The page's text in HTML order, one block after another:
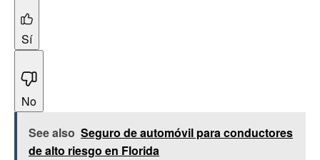
Sí
No
See also Seguro de automóvil para conductores
de alto riesgo en Florida